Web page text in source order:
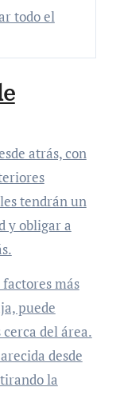
todo el
tendrán un
y obligar a
más
puede
del área.
desde
la